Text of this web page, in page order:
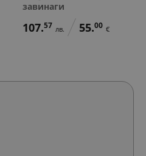
завинаги
107.57 лв. 55.00 €